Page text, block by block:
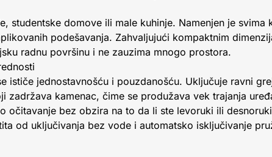
studentske domove ili male kuhinje. Namenjen je svima
podešavanja. Zahvaljujući kompaktnim
radnu površinu i ne zauzima mnogo prostora.
ističe jednostavnošću i pouzdanošću. Uključuje ravni
zadržava kamenac, čime se produžava vek trajanja
očitavanje bez obzira na to da li ste levoruki ili
od uključivanja bez vode i automatsko isključivanje